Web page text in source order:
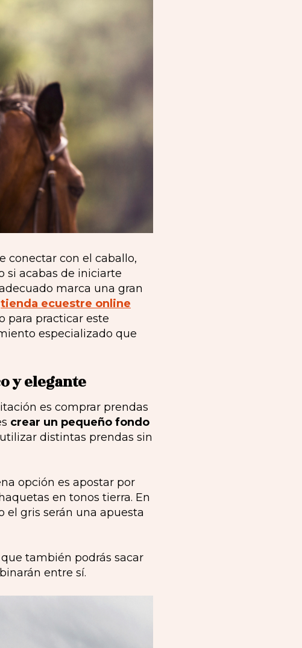
conectar con el caballo,
si acabas de iniciarte
marca una gran
tienda ecuestre online
para practicar este
especializado que
y elegante
es comprar prendas
crear un pequeño fondo
distintas prendas sin
opción es apostar por
en tonos tierra. En
el gris serán una apuesta
también podrás sacar
entre sí.